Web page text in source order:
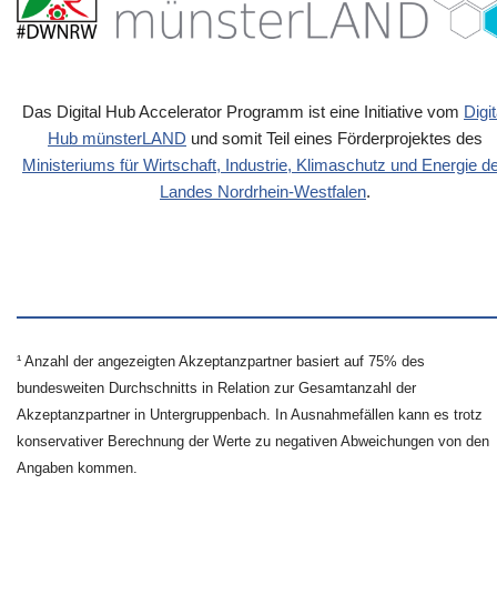
Das Digital Hub Accelerator Programm ist eine Initiative vom
Hub münsterLAND und somit Teil eines Förderprojektes des
Ministeriums für Wirtschaft, Industrie, Klimaschutz und Energie
Landes Nordrhein-Westfalen.
¹ Anzahl der angezeigten Akzeptanzpartner basiert auf 75% des
bundesweiten Durchschnitts in Relation zur Gesamtanzahl der
Akzeptanzpartner in Untergruppenbach. In Ausnahmefällen kann es trotz
konservativer Berechnung der Werte zu negativen Abweichungen von den
Angaben kommen.